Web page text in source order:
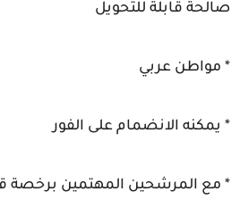
صالحة قابلة للتحويل
* مواطن عربي
* يمكنه الانضمام على الفور
* مع المرشحين المهتمين برخصة